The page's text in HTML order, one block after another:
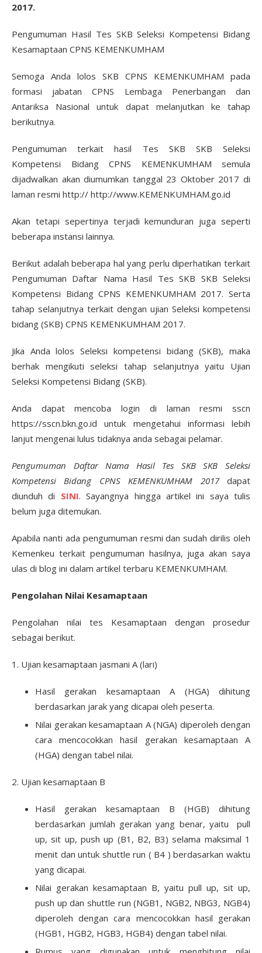
2017.
Pengumuman Hasil Tes SKB Seleksi Kompetensi Bidang
Kesamaptaan CPNS KEMENKUMHAM
Semoga Anda lolos SKB CPNS KEMENKUMHAM pada
formasi jabatan CPNS Lembaga Penerbangan dan
Antariksa Nasional untuk dapat melanjutkan ke tahap
berikutnya.
Pengumuman terkait hasil Tes SKB SKB Seleksi
Kompetensi Bidang CPNS KEMENKUMHAM semula
dijadwalkan akan diumumkan tanggal 23 Oktober 2017 di
laman resmi http:// http://www.KEMENKUMHAM.go.id
Akan tetapi sepertinya terjadi kemunduran juga seperti
beberapa instansi lainnya.
Berikut adalah beberapa hal yang perlu diperhatikan terkait
Pengumuman Daftar Nama Hasil Tes SKB SKB Seleksi
Kompetensi Bidang CPNS KEMENKUMHAM 2017. Serta
tahap selanjutnya terkait dengan ujian Seleksi kompetensi
bidang (SKB) CPNS KEMENKUMHAM 2017.
Jika Anda lolos Seleksi kompetensi bidang (SKB), maka
berhak mengikuti seleksi tahap selanjutnya yaitu Ujian
Seleksi Kompetensi Bidang (SKB).
Anda dapat mencoba login di laman resmi sscn
https://sscn.bkn.go.id untuk mengetahui informasi lebih
lanjut mengenai lulus tidaknya anda sebagai pelamar.
Pengumuman Daftar Nama Hasil Tes SKB SKB Seleksi
Kompetensi Bidang CPNS KEMENKUMHAM 2017dapat
diunduh di SINI. Sayangnya hingga artikel ini saya tulis
belum juga ditemukan.
Apabila nanti ada pengumuman resmi dan sudah dirilis oleh
Kemenkeu terkait pengumuman hasilnya, juga akan saya
ulas di blog ini dalam artikel terbaru KEMENKUMHAM.
Pengolahan Nilai Kesamaptaan
Pengolahan nilai tes Kesamaptaan dengan prosedur
sebagai berikut.
1. Ujian kesamaptaan jasmani A (lari)
Hasil gerakan kesamaptaan A (HGA) dihitung
berdasarkan jarak yang dicapai oleh peserta.
Nilai gerakan kesamaptaan A (NGA) diperoleh dengan
cara mencocokkan hasil gerakan kesamaptaan A
(HGA) dengan tabel nilai.
2. Ujian kesamaptaan B
Hasil gerakan kesamaptaan B (HGB) dihitung
berdasarkan jumlah gerakan yang benar, yaitu pull
up, sit up, push up (B1, B2, B3) selama maksimal 1
menit dan untuk shuttle run ( B4 ) berdasarkan waktu
yang dicapai.
Nilai gerakan kesamaptaan B, yaitu pull up, sit up,
push up dan shuttle run (NGB1, NGB2, NBG3, NGB4)
diperoleh dengan cara mencocokkan hasil gerakan
(HGB1, HGB2, HGB3, HGB4) dengan tabel nilai.